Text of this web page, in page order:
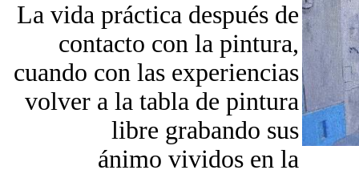
La vida práctica después de
contacto con la pintura,
cuando con las experiencias
volver a la tabla de pintura
libre grabando sus
ánimo vividos en la